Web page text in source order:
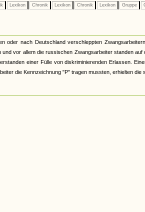
Lexikon Chronik Lexikon Chronik Lexikon Gruppe
oder nach Deutschland verschleppten
vor allem die russischen Zwangsarbeiter standen
einer Fülle von diskriminierenden Erlassen.
die Kennzeichnung "P" tragen mussten, erhielten die